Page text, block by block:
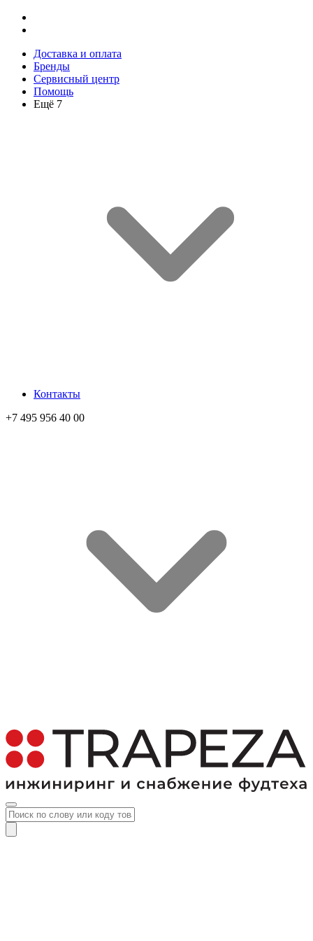
Доставка и оплата
Бренды
Сервисный центр
Помощь
Ещё 7
Контакты
+7 495 956 40 00